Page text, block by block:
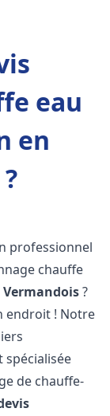
eau
en
professionnel
chauffe
?
endroit ! Notre
spécialisée
de chauffe-